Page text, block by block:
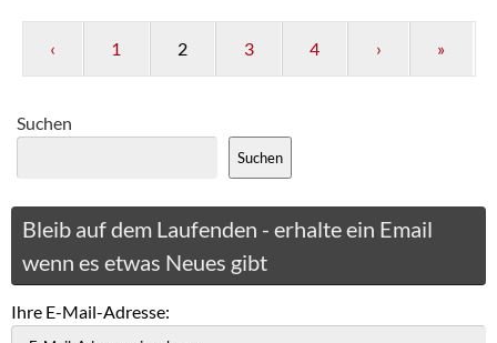
‹ 1 2 3 4 › »
Suchen
Suchen
Bleib auf dem Laufenden - erhalte ein Email
wenn es etwas Neues gibt
Ihre E-Mail-Adresse: